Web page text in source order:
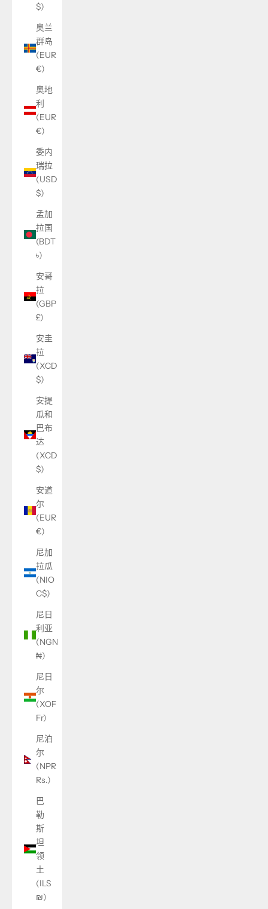
$)
奥兰
群岛
(EUR
€)
奥地
利
(EUR
€)
委内
瑞拉
(USD
$)
孟加
拉国
(BDT
৳)
安哥
拉
(GBP
£)
安圭
拉
(XCD
$)
安提
瓜和
巴布
达
(XCD
$)
安道
尔
(EUR
€)
尼加
拉瓜
(NIO
C$)
尼日
利亚
(NGN
₦)
尼日
尔
(XOF
Fr)
尼泊
尔
(NPR
Rs.)
巴
勒
斯
坦
领
土
(ILS
₪)